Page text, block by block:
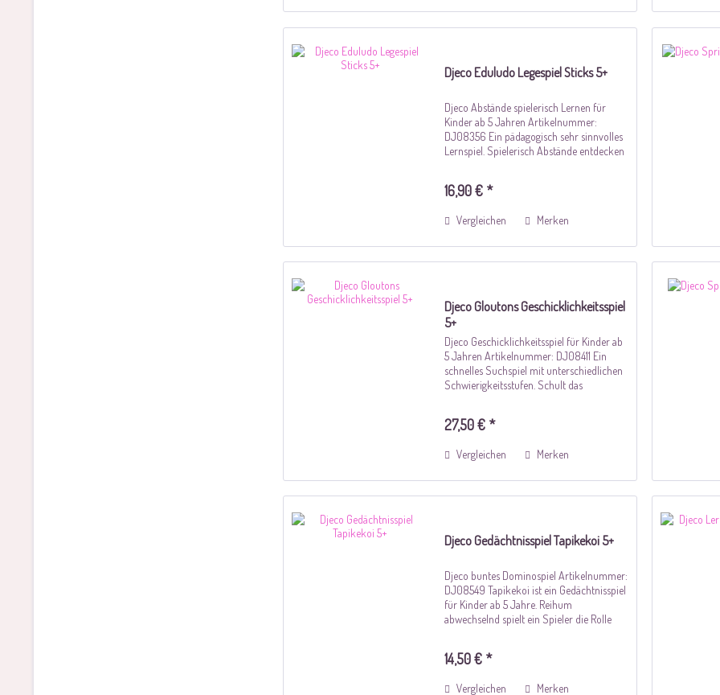
Djeco Eduludo Legespiel Sticks 5+
Djeco Abstände spielerisch Lernen für
Kinder ab 5 Jahren Artikelnummer:
DJ08356 Ein pädagogisch sehr sinnvolles
Lernspiel. Spielerisch Abstände entdecken
auf...
16,90 € *
Vergleichen Merken
Djeco Gloutons Geschicklichkeitsspiel
5+
Djeco Geschicklichkeitsspiel für Kinder ab
5 Jahren Artikelnummer: DJ08411 Ein
schnelles Suchspiel mit unterschiedlichen
Schwierigkeitsstufen. Schult das
Glouton...
27,50 € *
Vergleichen Merken
Djeco Gedächtnisspiel Tapikekoi 5+
Djeco buntes Dominospiel Artikelnummer:
DJ08549 Tapikekoi ist ein Gedächtnisspiel
für Kinder ab 5 Jahre. Reihum
abwechselnd spielt ein Spieler die Rolle
14,50 € *
Vergleichen Merken